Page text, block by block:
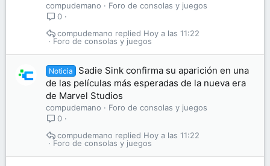
compudemano
Foro de consolas y juegos
0
Foro de consolas y juegos
Hoy a las 11:22
compudemano
Noticia
Sadie Sink confirma su aparición en una
de las películas más esperadas de la nueva era
de Marvel Studios
compudemano
Foro de consolas y juegos
0
Foro de consolas y juegos
Hoy a las 11:22
compudemano